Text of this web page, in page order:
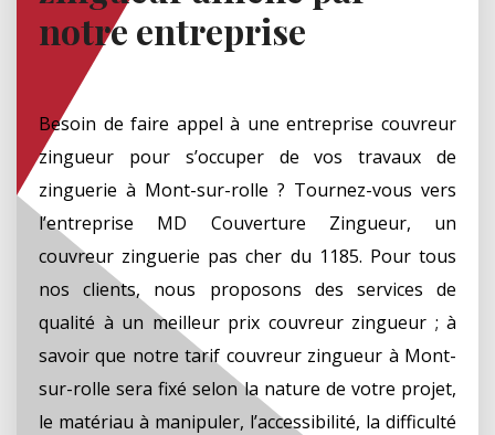
notre entreprise
Besoin de faire appel à une entreprise couvreur
zingueur pour s’occuper de vos travaux de
zinguerie à Mont-sur-rolle ? Tournez-vous vers
l’entreprise MD Couverture Zingueur, un
couvreur zinguerie pas cher du 1185. Pour tous
nos clients, nous proposons des services de
qualité à un meilleur prix couvreur zingueur ; à
savoir que notre tarif couvreur zingueur à Mont-
sur-rolle sera fixé selon la nature de votre projet,
le matériau à manipuler, l’accessibilité, la difficulté